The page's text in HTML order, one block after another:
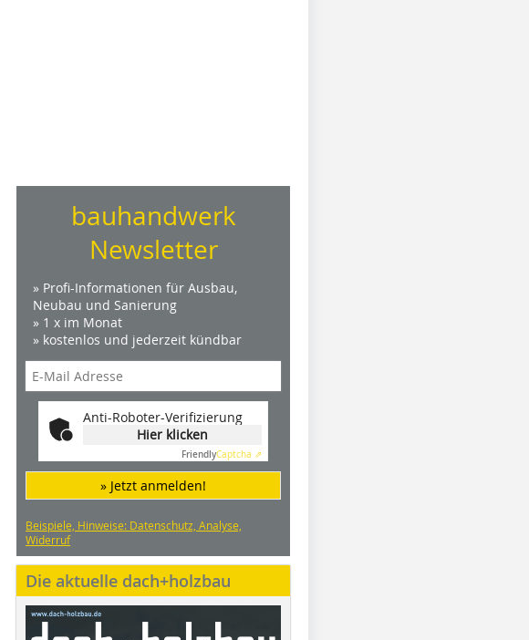
bauhandwerk
Newsletter
» Profi-Informationen für Ausbau,
Neubau und Sanierung
» 1 x im Monat
» kostenlos und jederzeit kündbar
Anti-Roboter-Verifizierung
Hier klicken
FriendlyCaptcha ⇗
» Jetzt anmelden!
Beispiele, Hinweise: Datenschutz, Analyse,
Widerruf
Die aktuelle dach+holzbau